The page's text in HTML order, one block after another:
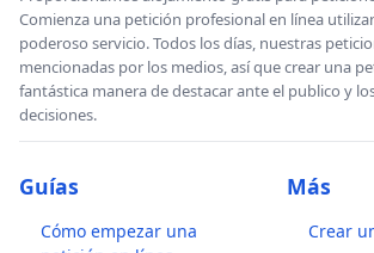
Comienza una petición profesional en línea
poderoso servicio. Todos los días, nuestras
mencionadas por los medios, así que crear una
fantástica manera de destacar ante el publico y
decisiones.
Guías
Cómo empezar una
Más
Crear